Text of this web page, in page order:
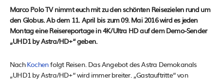
Marco Polo TV nimmt euch mit zu den schönten Reisezielen rund um
den Globus. Ab dem 11. April bis zum 09. Mai 2016 wird es jeden
Montag eine Reisereportage in 4K/Ultra HD auf dem Demo-Sender
„UHD1 by Astra/HD+“ geben.
NachKochenfolgt Reisen. Das Angebot des Astra Demokanals
„UHD1 by Astra/HD+“ wird immer breiter. „Gastauftritte“ von